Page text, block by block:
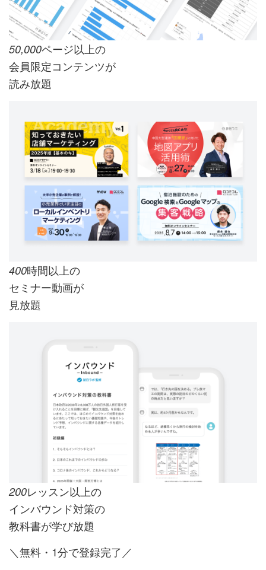
50,000ページ以上の
会員限定コンテンツが
読み放題
400時間以上の
セミナー動画が
見放題
200レッスン以上の
インバウンド対策の
教科書が学び放題
＼無料・1分で登録完了／